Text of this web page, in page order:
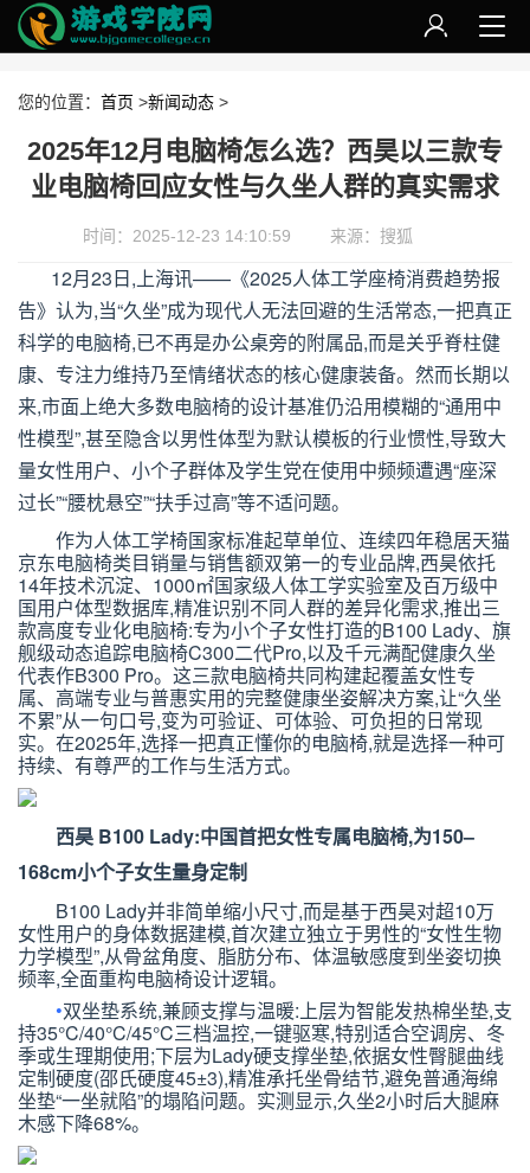
您的位置： 首页 >新闻动态 >
2025年12月电脑椅怎么选？西昊以三款专
业电脑椅回应女性与久坐人群的真实需求
时间：2025-12-23 14:10:59 来源：搜狐
12月23日,上海讯—— 《2025人体工学座椅消费趋势报
告》认为,当“久坐”成为现代人无法回避的生活常态,一把真正
科学的电脑椅,已不再是办公桌旁的附属品,而是关乎脊柱健
康、专注力维持乃至情绪状态的核心健康装备。然而长期以
来,市面上绝大多数电脑椅的设计基准仍沿用模糊的“通用中
性模型”,甚至隐含以男性体型为默认模板的行业惯性,导致大
量女性用户、小个子群体及学生党在使用中频频遭遇“座深
过长”“腰枕悬空”“扶手过高”等不适问题。
作为人体工学椅国家标准起草单位、连续四年稳居天猫
京东电脑椅类目销量与销售额双第一的专业品牌,西昊依托
14年技术沉淀、 1000㎡国家级人体工学实验室及百万级中
国用户体型数据库,精准识别不同人群的差异化需求,推出三
款高度专业化电脑椅:专为小个子女性打造的B100 Lady、旗
舰级动态追踪电脑椅C300二代Pro,以及千元满配健康久坐
代表作B300 Pro。这三款电脑椅共同构建起覆盖女性专
属、高端专业与普惠实用的完整健康坐姿解决方案,让“久坐
不累”从一句口号,变为可验证、可体验、可负担的日常现
实。在2025年,选择一把真正懂你的电脑椅,就是选择一种可
持续、有尊严的工作与生活方式。
西昊 B100 Lady:中国首把女性专属电脑椅,为150–
168cm小个子女生量身定制
B100 Lady并非简单缩小尺寸,而是基于西昊对超10万
女性用户的身体数据建模,首次建立独立于男性的“女性生物
力学模型”,从骨盆角度、脂肪分布、体温敏感度到坐姿切换
频率,全面重构电脑椅设计逻辑。
•双坐垫系统,兼顾支撑与温暖:上层为智能发热棉坐垫,支
持35°C/40°C/45°C三档温控,一键驱寒,特别适合空调房、冬
季或生理期使用;下层为Lady硬支撑坐垫,依据女性臀腿曲线
定制硬度(邵氏硬度45±3),精准承托坐骨结节,避免普通海绵
坐垫“一坐就陷”的塌陷问题。实测显示,久坐2小时后大腿麻
木感下降68%。